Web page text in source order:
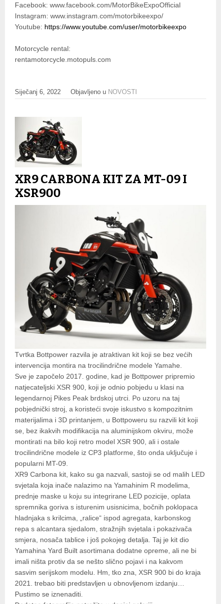
Facebook: www.facebook.com/MotorBikeExpoOfficial
Instagram: www.instagram.com/motorbikeexpo/
Youtube: https://www.youtube.com/user/motorbikeexpo
Motorcycle rental:
rentamotorcycle.motopuls.com
Siječanj 6, 2022 Objavljeno u NOVOSTI
XR9 CARBONA KIT ZA MT-09 I
XSR900
Tvrtka Bottpower razvila je atraktivan kit koji se bez većih
intervencija montira na trocilindrične modele Yamahe.
Sve je započelo 2017. godine, kad je Bottpower pripremio
natjecateljski XSR 900, koji je odnio pobjedu u klasi na
legendarnoj Pikes Peak brdskoj utrci. Po uzoru na taj
pobjednički stroj, a koristeći svoje iskustvo s kompozitnim
materijalima i 3D printanjem, u Bottpoweru su razvili kit koji
se, bez ikakvih modifikacija na aluminijskom okviru, može
montirati na bilo koji retro model XSR 900, ali i ostale
trocilindrične modele iz CP3 platforme, što onda uključuje i
popularni MT-09.
XR9 Carbona kit, kako su ga nazvali, sastoji se od malih LED
svjetala koja inače nalazimo na Yamahinim R modelima,
prednje maske u koju su integrirane LED pozicije, oplata
spremnika goriva s isturenim usisnicima, bočnih poklopaca
hladnjaka s krilcima, „ralice“ ispod agregata, karbonskog
repa s alcantara sjedalom, stražnjih svjetala i pokazivača
smjera, nosača tablice i još pokojeg detalja. Taj je kit dio
Yamahina Yard Built asortimana dodatne opreme, ali ne bi
imali ništa protiv da se nešto slično pojavi i na kakvom
sasvim serijskom modelu. Hm, tko zna, XSR 900 bi do kraja
2021. trebao biti predstavljen u obnovljenom izdanju…
Pustimo se iznenaditi.